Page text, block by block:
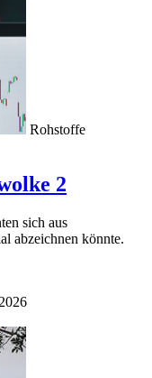
Rohstoffe
2
sich aus
abzeichnen könnte.